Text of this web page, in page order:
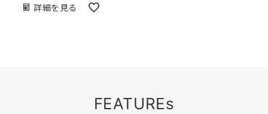
詳細を見る
FEATUREs